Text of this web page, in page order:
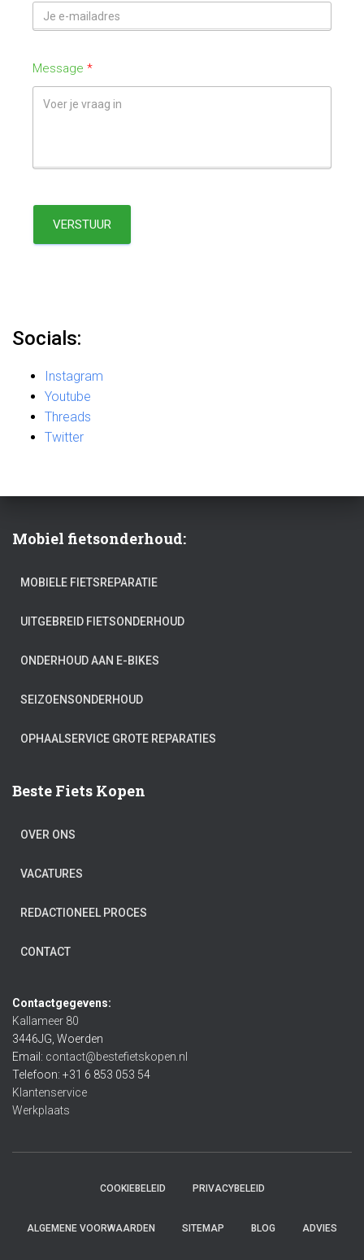
Message
VERSTUUR
Socials:
Instagram
Youtube
Threads
Twitter
Mobiel fietsonderhoud:
MOBIELE FIETSREPARATIE
UITGEBREID FIETSONDERHOUD
ONDERHOUD AAN E-BIKES
SEIZOENSONDERHOUD
OPHAALSERVICE GROTE REPARATIES
Beste Fiets Kopen
OVER ONS
VACATURES
REDACTIONEEL PROCES
CONTACT
Contactgegevens:
Kallameer 80
3446JG, Woerden
Email: contact@bestefietskopen.nl
Telefoon: +31 6 853 053 54
Klantenservice
Werkplaats
COOKIEBELEID PRIVACYBELEID
ALGEMENE VOORWAARDEN SITEMAP BLOG ADVIES